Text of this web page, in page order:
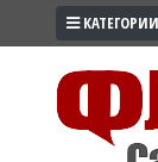
ПРОМО
КАТЕГОРИИ